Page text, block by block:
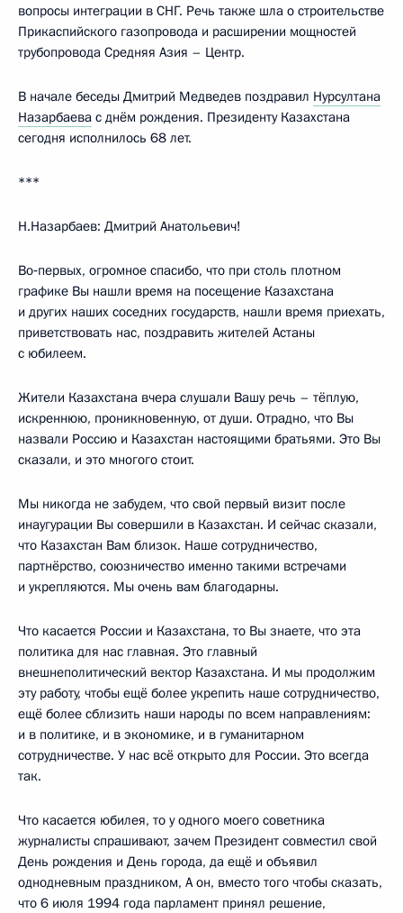
вопросы интеграции в СНГ. Речь также шла о строительстве
Прикаспийского газопровода и расширении мощностей
трубопровода Средняя Азия – Центр.
В начале беседы Дмитрий Медведев поздравил Нурсултана
Назарбаева с днём рождения. Президенту Казахстана
сегодня исполнилось 68 лет.
***
Н.Назарбаев: Дмитрий Анатольевич!
Во‑первых, огромное спасибо, что при столь плотном
графике Вы нашли время на посещение Казахстана
и других наших соседних государств, нашли время приехать,
приветствовать нас, поздравить жителей Астаны
с юбилеем.
Жители Казахстана вчера слушали Вашу речь – тёплую,
искреннюю, проникновенную, от души. Отрадно, что Вы
назвали Россию и Казахстан настоящими братьями. Это Вы
сказали, и это многого стоит.
Мы никогда не забудем, что свой первый визит после
инаугурации Вы совершили в Казахстан. И сейчас сказали,
что Казахстан Вам близок. Наше сотрудничество,
партнёрство, союзничество именно такими встречами
и укрепляются. Мы очень вам благодарны.
Что касается России и Казахстана, то Вы знаете, что эта
политика для нас главная. Это главный
внешнеполитический вектор Казахстана. И мы продолжим
эту работу, чтобы ещё более укрепить наше сотрудничество,
ещё более сблизить наши народы по всем направлениям:
и в политике, и в экономике, и в гуманитарном
сотрудничестве. У нас всё открыто для России. Это всегда
так.
Что касается юбилея, то у одного моего советника
журналисты спрашивают, зачем Президент совместил свой
День рождения и День города, да ещё и объявил
однодневным праздником, А он, вместо того чтобы сказать,
что 6 июля 1994 года парламент принял решение,